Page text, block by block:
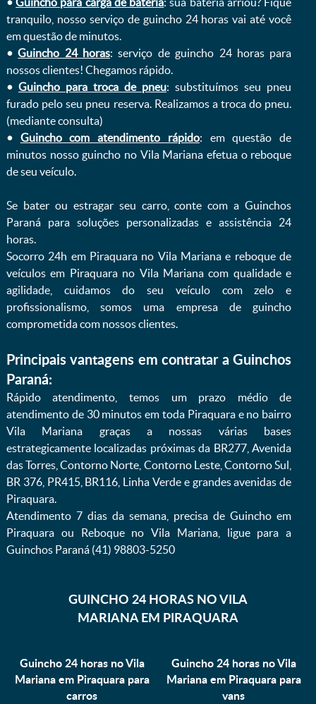
tranquilo, nosso serviço de guincho 24 horas vai até você
em questão de minutos.
•Guincho 24 horas: serviço de guincho 24 horas para
nossos clientes! Chegamos rápido.
• Guincho para troca de pneu: substituímos seu pneu
furado pelo seu pneu reserva. Realizamos a troca do pneu.
(mediante consulta)
• Guincho com atendimento rápido: em questão de
minutos nosso guincho no Vila Mariana efetua o reboque
de seu veículo.
Se bater ou estragar seu carro, conte com a Guinchos
Paraná para soluções personalizadas e assistência 24
horas.
Socorro 24h em Piraquara no Vila Mariana e reboque de
veículos em Piraquara no Vila Mariana com qualidade e
agilidade, cuidamos do seu veículo com zelo e
profissionalismo, somos uma empresa de guincho
comprometida com nossos clientes.
Principais vantagens em contratar a Guinchos
Paraná:
Rápido atendimento, temos um prazo médio de
atendimento de 30 minutos em toda Piraquara e no bairro
Vila Mariana graças a nossas várias bases
estrategicamente localizadas próximas da BR277, Avenida
das Torres, Contorno Norte, Contorno Leste, Contorno Sul,
BR 376, PR415, BR116, Linha Verde e grandes avenidas de
Piraquara.
Atendimento 7 dias da semana, precisa de Guincho em
Piraquara ou Reboque no Vila Mariana, ligue para a
Guinchos Paraná (41) 98803-5250
GUINCHO 24 HORAS NO VILA
MARIANA EM PIRAQUARA
Guincho 24 horas no Vila
Mariana em Piraquara para
carros
Guincho 24 horas no Vila
Mariana em Piraquara para
vans